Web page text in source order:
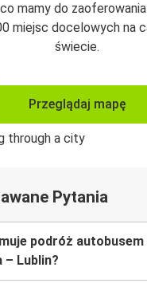
mamy do
miejsc docelowych na
świecie.
Przeglądaj mapę
Pytania
podróż
– Lublin?